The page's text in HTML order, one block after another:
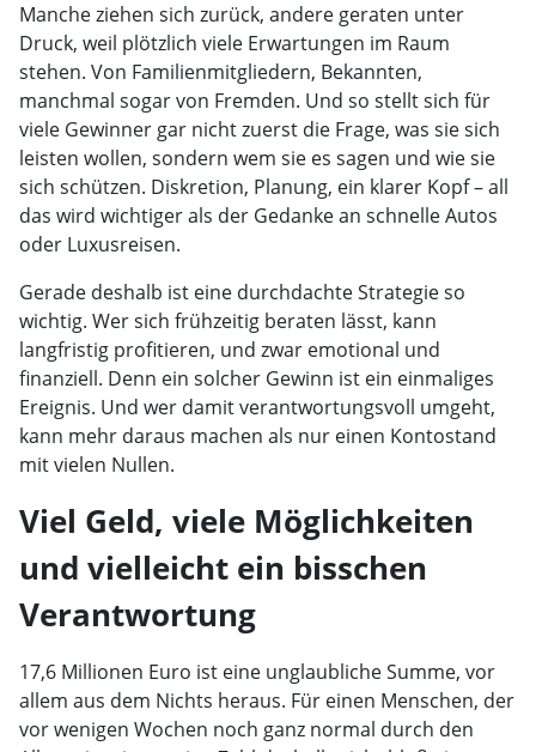
Manche ziehen sich zurück, andere geraten unter
Druck, weil plötzlich viele Erwartungen im Raum
stehen. Von Familienmitgliedern, Bekannten,
manchmal sogar von Fremden. Und so stellt sich für
viele Gewinner gar nicht zuerst die Frage, was sie sich
leisten wollen, sondern wem sie es sagen und wie sie
sich schützen. Diskretion, Planung, ein klarer Kopf – all
das wird wichtiger als der Gedanke an schnelle Autos
oder Luxusreisen.
Gerade deshalb ist eine durchdachte Strategie so
wichtig. Wer sich frühzeitig beraten lässt, kann
langfristig profitieren, und zwar emotional und
finanziell. Denn ein solcher Gewinn ist ein einmaliges
Ereignis. Und wer damit verantwortungsvoll umgeht,
kann mehr daraus machen als nur einen Kontostand
mit vielen Nullen.
Viel Geld, viele Möglichkeiten
und vielleicht ein bisschen
Verantwortung
17,6 Millionen Euro ist eine unglaubliche Summe, vor
allem aus dem Nichts heraus. Für einen Menschen, der
vor wenigen Wochen noch ganz normal durch den